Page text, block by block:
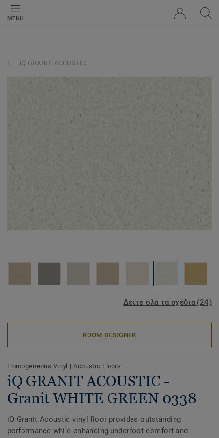
MENU
iQ GRANIT ACOUSTIC
Δείτε όλα τα σχέδια (24)
ROOM DESIGNER
Homogeneous Vinyl |Acoustic Floors
iQ GRANIT ACOUSTIC -
Granit WHITE GREEN 0338
iQ Granit Acoustic vinyl floor provides outstanding
performance while enhancing underfoot comfort and